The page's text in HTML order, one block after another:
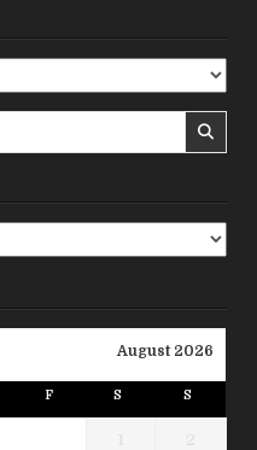
August 2026
F S S
1 2